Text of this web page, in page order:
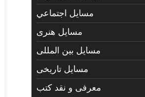
مسايل اجتماعي
مسايل هنری
مسایل بین المللی
مسایل تاریخی
معرفی و نقد کتب